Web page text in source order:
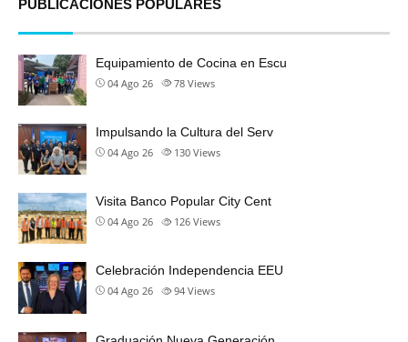
PUBLICACIONES POPULARES
Equipamiento de Cocina en Escu
04 Ago 26 78 Views
Impulsando la Cultura del Serv
04 Ago 26 130 Views
Visita Banco Popular City Cent
04 Ago 26 126 Views
Celebración Independencia EEU
04 Ago 26 94 Views